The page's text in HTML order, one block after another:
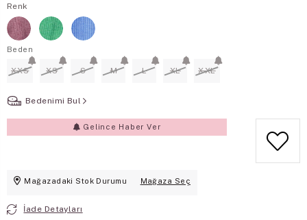
Renk
Beden
XXS XS S M L XL XXL
Bedenimi Bul
Gelince Haber Ver
Mağazadaki Stok Durumu Mağaza Seç
İade Detayları